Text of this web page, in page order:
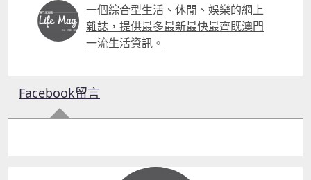
一個綜合型生活、休閒、娛樂的網上
雜誌，提供最多最新最快最齊既澳門
一流生活資訊。
Facebook留言